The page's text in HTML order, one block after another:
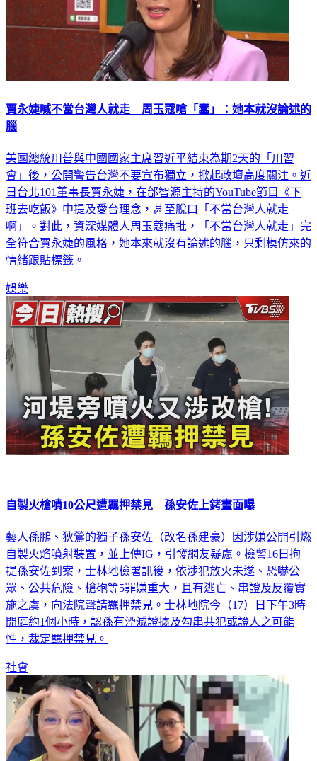
賈永婕喊不當台灣人就走 周玉蔻嗆「蠢」：她本就沒論述的
腦
美國總統川普與中國國家主席習近平結束為期2天的「川習
會」後，公開警告台灣不要宣布獨立，掀起政壇高度關注。近
日台北101董事長賈永婕，在邰智源主持的YouTube節目《下
班去吃飯》中提及愛台理念，甚至脫口「不當台灣人就走
啊」。對此，資深媒體人周玉蔻痛批，「不當台灣人就走」完
全符合賈永婕的風格，她本來就沒有論述的腦，只剩模仿來的
情緒跟貼標籤。
娛樂
自製火槍噴10公尺遭羈押禁見 孫安佐上銬畫面曝
藝人孫鵬、狄鶯的獨子孫安佐（改名孫建豪）因涉嫌公開引燃
自製火焰噴射裝置，並上傳IG，引發網友疑慮。檢警16日拘
提孫安佐到案，士林地檢署訊後，依涉犯放火未遂、恐嚇公
眾、公共危險、槍砲等5罪嫌重大，且有逃亡、串證及反覆實
施之虞，向法院聲請羈押禁見。士林地院今（17）日下午3時
開庭約1個小時，認孫有湮滅證據及勾串共犯或證人之可能
性，裁定羈押禁見。
社會